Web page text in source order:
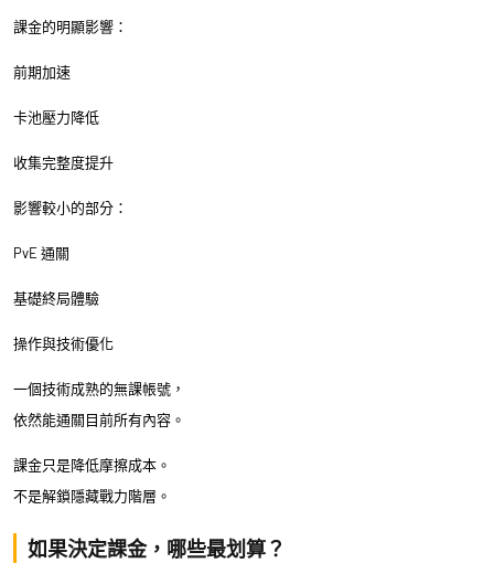
課金的明顯影響：
前期加速
卡池壓力降低
收集完整度提升
影響較小的部分：
PvE 通關
基礎終局體驗
操作與技術優化
一個技術成熟的無課帳號，
依然能通關目前所有內容。
課金只是降低摩擦成本。
不是解鎖隱藏戰力階層。
如果決定課金，哪些最划算？